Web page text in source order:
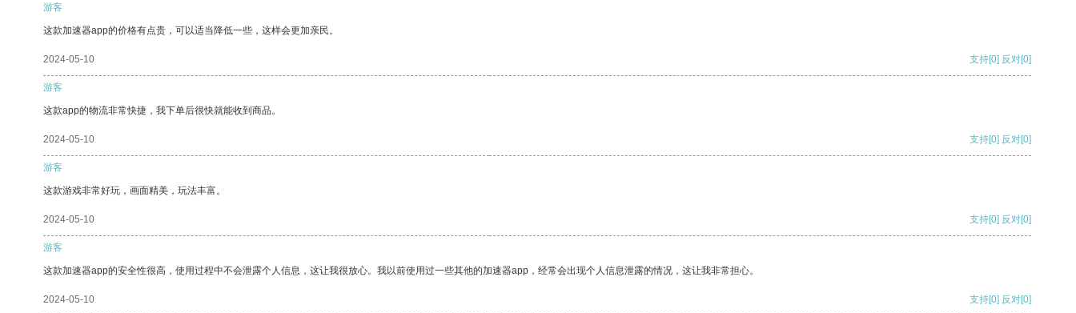
游客
这款加速器app的价格有点贵，可以适当降低一些，这样会更加亲民。
2024-05-10 支持[0] 反对[0]
游客
这款app的物流非常快捷，我下单后很快就能收到商品。
2024-05-10 支持[0] 反对[0]
游客
这款游戏非常好玩，画面精美，玩法丰富。
2024-05-10 支持[0] 反对[0]
游客
这款加速器app的安全性很高，使用过程中不会泄露个人信息，这让我很放心。我以前使用过一些其他的加速器app，经常会出现个人信息泄露的情况，这让我非常担心。
2024-05-10 支持[0] 反对[0]